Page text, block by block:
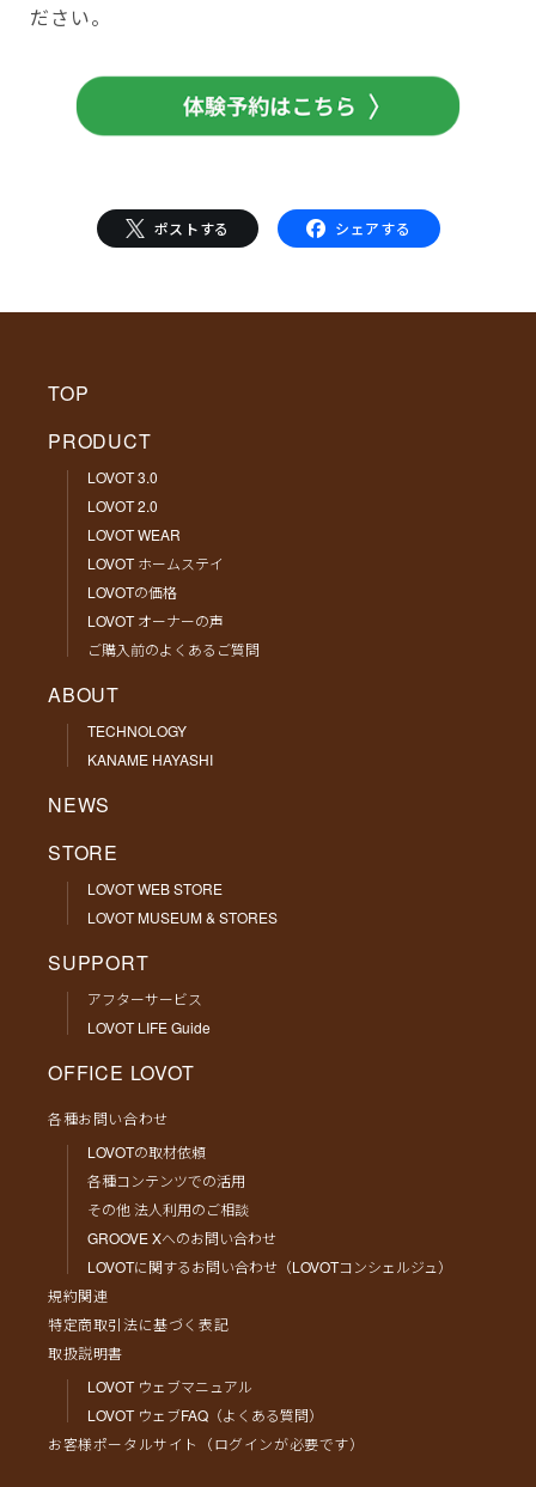
ださい。
ポストする シェアする
TOP
PRODUCT
LOVOT 3.0
LOVOT 2.0
LOVOT WEAR
LOVOT ホームステイ
LOVOTの価格
LOVOT オーナーの声
ご購入前のよくあるご質問
ABOUT
TECHNOLOGY
KANAME HAYASHI
NEWS
STORE
LOVOT WEB STORE
LOVOT MUSEUM & STORES
SUPPORT
アフターサービス
LOVOT LIFE Guide
OFFICE LOVOT
各種お問い合わせ
LOVOTの取材依頼
各種コンテンツでの活用
その他 法人利用のご相談
GROOVE Xへのお問い合わせ
LOVOTに関するお問い合わせ（LOVOTコンシェルジュ）
規約関連
特定商取引法に基づく表記
取扱説明書
LOVOT ウェブマニュアル
LOVOT ウェブFAQ（よくある質問）
お客様ポータルサイト（ログインが必要です）